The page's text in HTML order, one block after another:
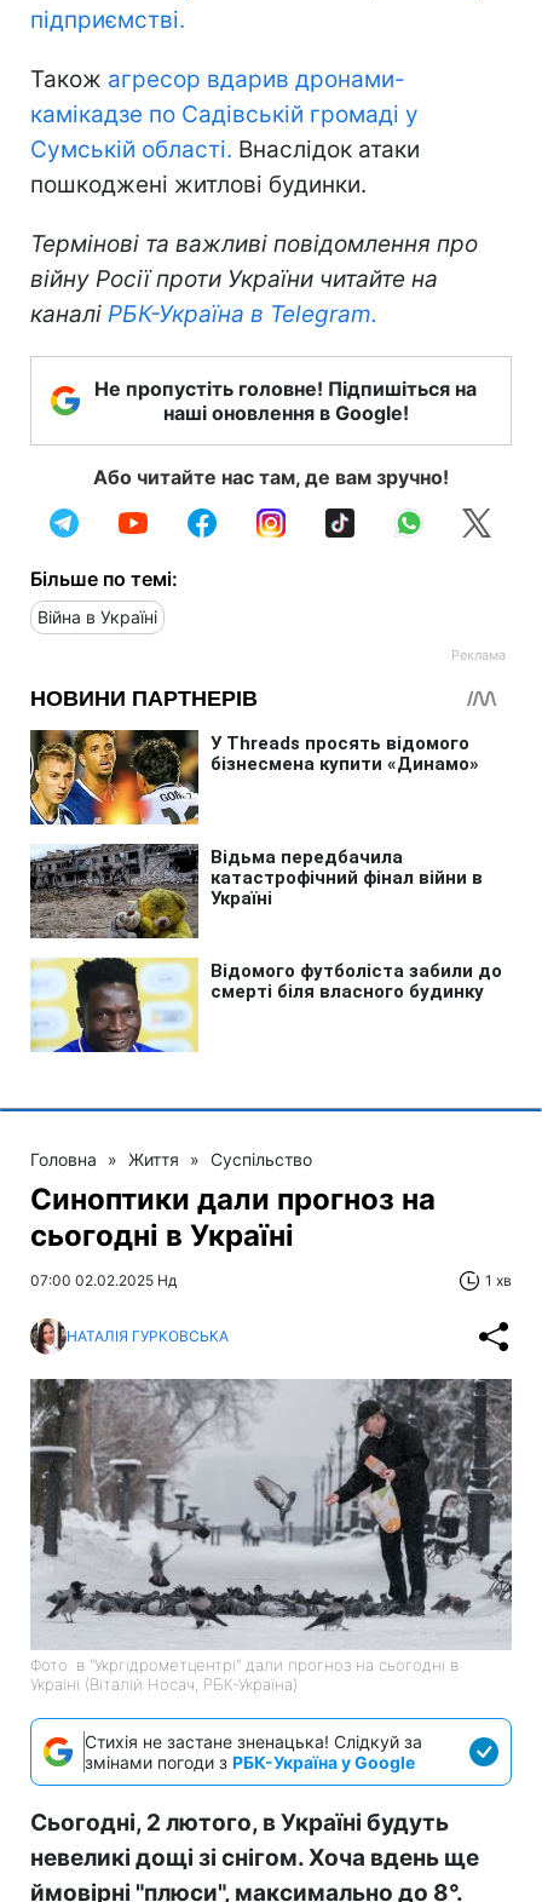
підприємстві.
Також агресор вдарив дронами-
камікадзе по Садівській громаді у
Сумській області. Внаслідок атаки
пошкоджені житлові будинки.
Термінові та важливі повідомлення про
війну Росії проти України читайте на
каналі РБК-Україна в Telegram.
Не пропустіть головне! Підпишіться на
наші оновлення в Google!
Або читайте нас там, де вам зручно!
Більше по темі:
Війна в Україні
Головна » Життя » Суспільство
Синоптики дали прогноз на
сьогодні в Україні
07:00 02.02.2025 Нд 1 хв
НАТАЛІЯ ГУРКОВСЬКА
Фото: в "Укргідрометцентрі" дали прогноз на сьогодні в
Україні (Віталій Носач, РБК-Україна)
Стихія не застане зненацька! Слідкуй за
змінами погоди з РБК-Україна у Google
Сьогодні, 2 лютого, в Україні будуть
невеликі дощі зі снігом. Хоча вдень ще
ймовірні "плюси", максимально до 8°.